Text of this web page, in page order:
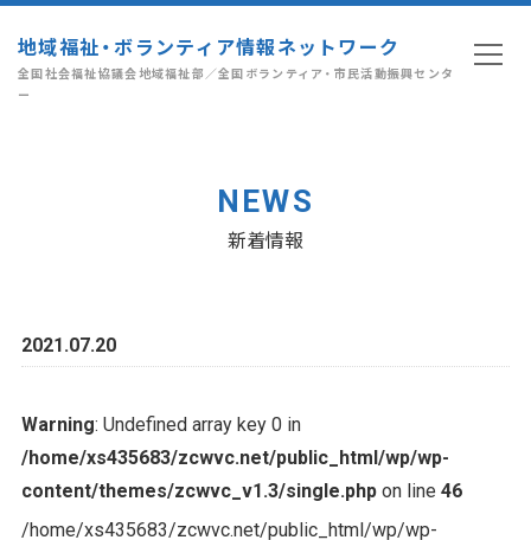
地域福祉・ボランティア情報ネットワーク
全国社会福祉協議会地域福祉部／全国ボランティア・市民活動振興センタ
ー
NEWS
新着情報
2021.07.20
Warning: Undefined array key 0 in
/home/xs435683/zcwvc.net/public_html/wp/wp-
content/themes/zcwvc_v1.3/single.phpon line 46
/home/xs435683/zcwvc.net/public_html/wp/wp-